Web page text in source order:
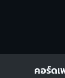
คอร์ดเ